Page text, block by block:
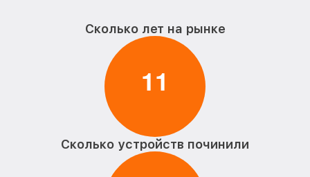
Сколько лет на рынке
11
Сколько устройств починили